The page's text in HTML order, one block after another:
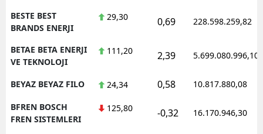
BESTE BEST
BRANDS ENERJI
29,30 0,69 228.598.259,82
BETAE BETA ENERJI
VE TEKNOLOJI
111,20 2,39 5.699.080.996,10
BEYAZ BEYAZ FILO 24,34 0,58 10.817.880,08
BFREN BOSCH
FREN SISTEMLERI
125,80 -0,32 16.170.946,30